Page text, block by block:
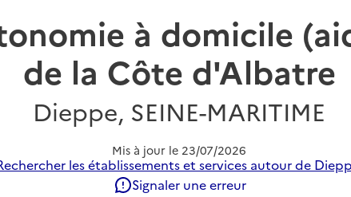
à domicile
de la Côte d'Albatre
Dieppe, SEINE-MARITIME
Mis à jour le 23/07/2026
les établissements et services autour de
Signaler une erreur